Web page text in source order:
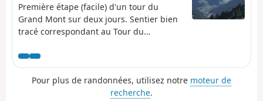
Première étape (facile) d'un tour du
Grand Mont sur deux jours. Sentier bien
tracé correspondant au Tour du
Blanc à partir du Col de la Bâthie
Pour plus de randonnées, utilisez notre moteur de
recherche.